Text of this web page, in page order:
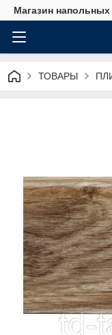
Магазин
ТОВАРЫ